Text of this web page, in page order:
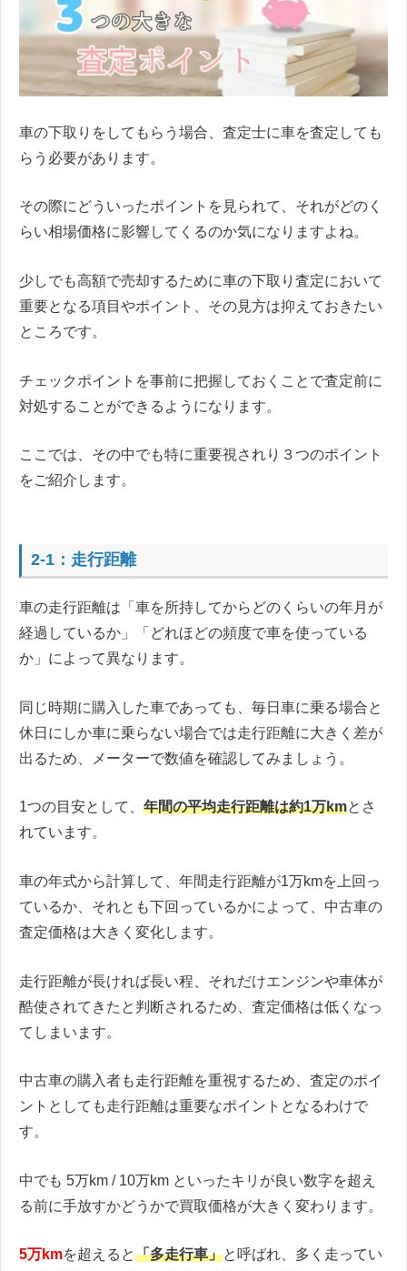
車の下取りをしてもらう場合、査定士に車を査定しても
らう必要があります。
その際にどういったポイントを見られて、それがどのく
らい相場価格に影響してくるのか気になりますよね。
少しでも高額で売却するために車の下取り査定において
重要となる項目やポイント、その見方は抑えておきたい
ところです。
チェックポイントを事前に把握しておくことで査定前に
対処することができるようになります。
ここでは、その中でも特に重要視されり３つのポイント
をご紹介します。
2-1：走行距離
車の走行距離は「車を所持してからどのくらいの年月が
経過しているか」「どれほどの頻度で車を使っている
か」によって異なります。
同じ時期に購入した車であっても、毎日車に乗る場合と
休日にしか車に乗らない場合では走行距離に大きく差が
出るため、メーターで数値を確認してみましょう。
1つの目安として、 年間の平均走行距離は約1万kmとさ
れています。
車の年式から計算して、年間走行距離が1万kmを上回っ
ているか、それとも下回っているかによって、中古車の
査定価格は大きく変化します。
走行距離が長ければ長い程、それだけエンジンや車体が
酷使されてきたと判断されるため、査定価格は低くなっ
てしまいます。
中古車の購入者も走行距離を重視するため、査定のポイ
ントとしても走行距離は重要なポイントとなるわけで
す。
中でも 5万km / 10万km といったキリが良い数字を超え
る前に手放すかどうかで買取価格が大きく変わります。
5万kmを超えると「多走行車」と呼ばれ、多く走ってい